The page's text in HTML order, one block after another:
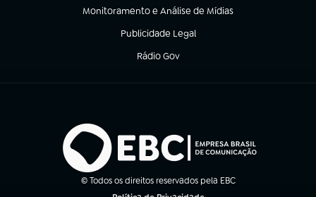
Monitoramento e Análise de Mídias
(abre em nova aba)
Publicidade Legal
(abre em nova aba)
Rádio Gov
(abre em nova aba)
© Todos os direitos reservados pela EBC